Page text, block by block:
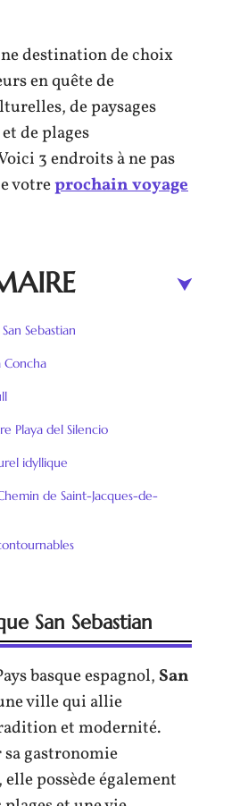
destination de choix
en quête de
de paysages
de plages
3 endroits à ne pas
votreprochain voyage
Sebastian
Concha
Playa del Silencio
idyllique
de Saint-Jacques-de-
San Sebastian
basque espagnol, San
ville qui allie
et modernité.
gastronomie
possède également